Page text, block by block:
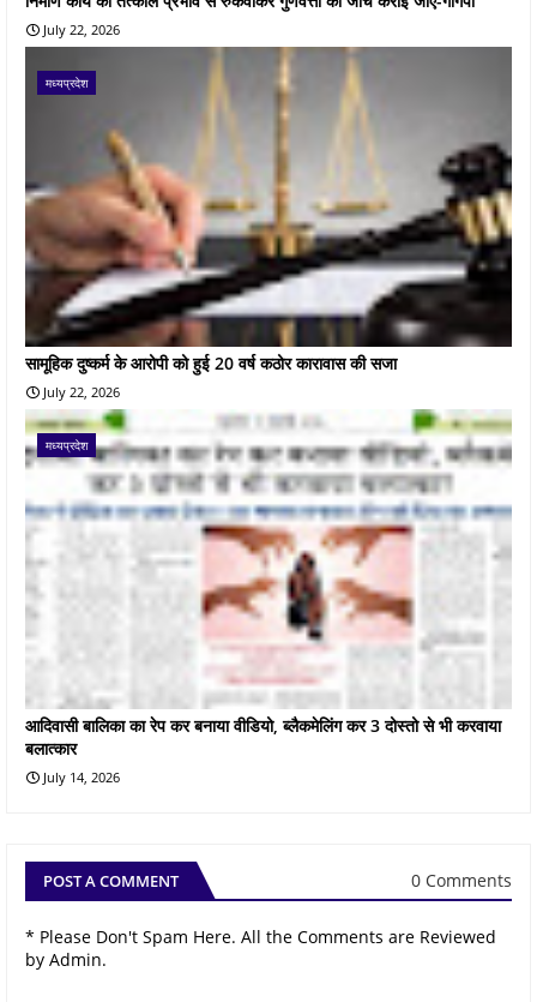
July 22, 2026
मध्यप्रदेश
सामूहिक दुष्कर्म के आरोपी को हुई 20 वर्ष कठोर कारावास की सजा
July 22, 2026
मध्यप्रदेश
आदिवासी बालिका का रेप कर बनाया वीडियो, ब्लैकमेलिंग कर 3 दोस्तो से भी करवाया
बलात्कार
July 14, 2026
POST A COMMENT 0 Comments
* Please Don't Spam Here. All the Comments are Reviewed
by Admin.